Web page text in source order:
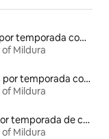
Aluguéis por temporada com café da manhã
of Mildura
Locações por temporada com piscina
of Mildura
Aluguel por temporada de casas de hóspedes
of Mildura